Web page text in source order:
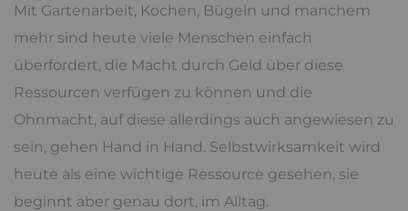
Mit Gartenarbeit, Kochen, Bügeln und manchem
mehr sind heute viele Menschen einfach
überfordert, die Macht durch Geld über diese
Ressourcen verfügen zu können und die
Ohnmacht, auf diese allerdings auch angewiesen zu
sein, gehen Hand in Hand. Selbstwirksamkeit wird
heute als eine wichtige Ressource gesehen, sie
beginnt aber genau dort, im Alltag.